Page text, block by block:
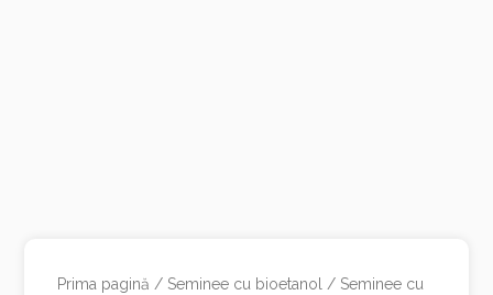
Prima pagină / Seminee cu bioetanol / Seminee cu